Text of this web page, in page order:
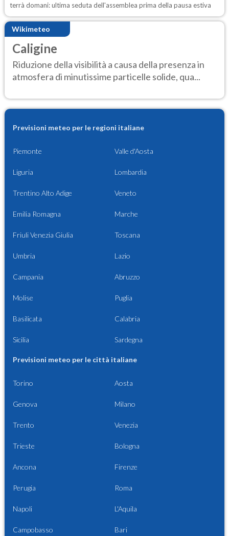
terrà domani: ultima seduta dell'assemblea prima della pausa estiva
Wikimeteo
Caligine
Riduzione della visibilità a causa della presenza in
atmosfera di minutissime particelle solide, qua...
Previsioni meteo per le regioni italiane
Piemonte Valle d'Aosta
Liguria Lombardia
Trentino Alto Adige Veneto
Emilia Romagna Marche
Friuli Venezia Giulia Toscana
Umbria Lazio
Campania Abruzzo
Molise Puglia
Basilicata Calabria
Sicilia Sardegna
Previsioni meteo per le città italiane
Torino Aosta
Genova Milano
Trento Venezia
Trieste Bologna
Ancona Firenze
Perugia Roma
Napoli L'Aquila
Campobasso Bari